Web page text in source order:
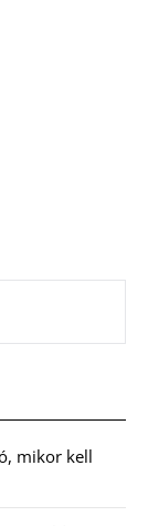
mikor kell